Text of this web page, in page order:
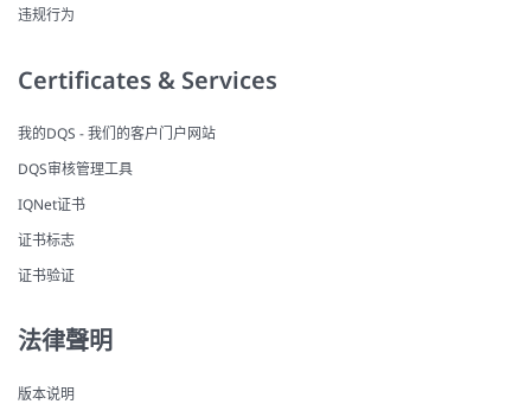
违规行为
Certificates & Services
我的DQS - 我们的客户门户网站
DQS审核管理工具
IQNet证书
证书标志
证书验证
法律聲明
版本说明